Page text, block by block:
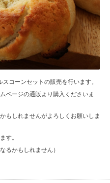
コーンセットの販売を行います。
ページの通販より購入くださいま
もしれませんがよろしくお願いしま
す。
るかもしれません）